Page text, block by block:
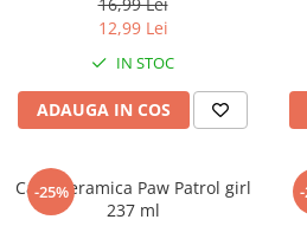
Wonder Woman
The Grinch
FLAMINGO
Incaltaminte fete
12,99 Lei
IN STOC
ADAUGA IN COS
-25%
Cana ceramica Paw Patrol girl
237 ml